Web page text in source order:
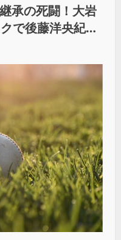
承の死闘！大岩
で後藤洋央紀か
ンジ＆4勝目」